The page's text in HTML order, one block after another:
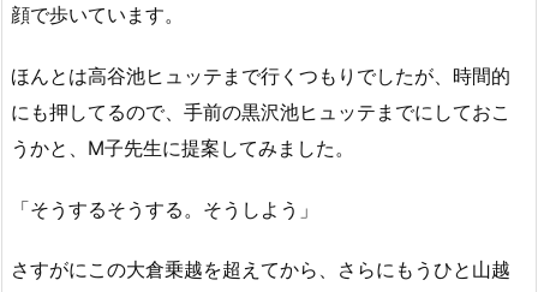
顔で歩いています。
ほんとは高谷池ヒュッテまで行くつもりでしたが、時間的
にも押してるので、手前の黒沢池ヒュッテまでにしておこ
うかと、M子先生に提案してみました。
「そうするそうする。そうしよう」
さすがにこの大倉乗越を超えてから、さらにもうひと山越